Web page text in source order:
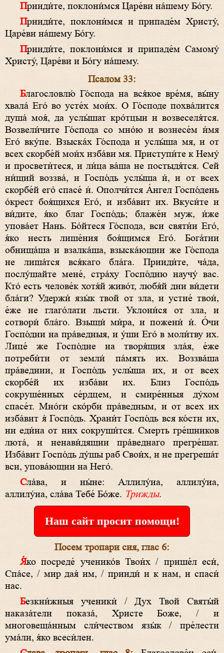
Прииди́те, поклони́мся Царе́ви на́шему Бо́гу.
Прииди́те, поклони́мся и припаде́м Христу́,
Царе́ви на́шему Бо́гу.
Прииди́те, поклони́мся и припаде́м Самому́
Христу́, Царе́ви и Бо́гу на́шему.
Псалом 33:
Благословлю́ Го́спода на вся́кое вре́мя, вы́ну
хвала́ Его́ во усте́х мои́х. О Го́споде похва́лится
душа́ моя́, да услы́шат кро́тцыи и возвеселя́тся.
Возвели́чите Го́спода со мно́ю и вознесе́м и́мя
Его́ вку́пе. Взыска́х Го́спода и услы́ша мя, и от
всех скорбе́й мои́х изба́ви мя. Приступи́те к Нему́
и просвети́теся, и ли́ца ва́ша не постыдя́тся. Сей
ни́щий воззва́, и Госпо́дь услы́ша и́, и от всех
скорбе́й eго́ спасе́ и́. Ополчи́тся А́нгел Госпо́день
о́крест боя́щихся Его́, и изба́вит их. Вкуси́те и
ви́дите, я́ко благ Госпо́дь; блаже́н муж, и́же
упова́ет Нань. Бо́йтеся Го́спода, вси святи́и Его́,
я́ко несть лише́ния боя́щимся Его́. Бога́тии
обнища́ша и взалка́ша, взыска́ющии же Го́спода
не лиша́тся вся́каго бла́га. Прииди́те, ча́да,
послу́шайте мене́, стра́ху Госпо́дню научу́ вас.
Кто́ есть челове́к хотя́й живо́т, любя́й дни ви́дети
бла́ги? Удержи́ язы́к твой от зла, и устне́ твои́,
е́же не глаго́лати льсти. Уклони́ся от зла, и
сотвори́ бла́го. Взыщи́ ми́ра, и пожени́ и́. О́чи
Госпо́дни на пра́ведныя, и у́ши Его́ в моли́тву их.
Лице́ же Госпо́дне на творя́щия зла́я, е́же
потреби́ти от земли́ па́мять их. Воззва́ша
пра́веднии, и Госпо́дь услы́ша их, и от всех
скорбе́й их изба́ви их. Близ Госпо́дь
сокруше́нных се́рдцем, и смире́нныя ду́хом
спасе́т. Мно́ги ско́рби пра́ведным, и от всех их
изба́вит я́ Госпо́дь. Храни́т Госпо́дь вся ко́сти их,
ни еди́на от них сокруши́тся. Смерть гре́шников
люта́, и ненави́дящии пра́веднаго прегре́шат.
Изба́вит Госпо́дь ду́шы раб Свои́х, и не прегреша́т
вси, упова́ющии на Него́.
Сла́ва, и ны́не: Аллилу́иа, аллилу́иа,
аллилу́иа, сла́ва Тебе́ Бо́же.Трижды.
Наш сайт просит помощи!
Посем тропари сия, глас 6:
Я́ко посреде́ ученико́в Твои́х / прише́л еси́,
Спа́се, / мир дая́ им, / прииди́ и к нам, и спаси́
нас.
Безкни́жныя ученики́ / Дух Твой Святы́й
наказа́тели показа́, Христе Боже, / и
многовеща́нным сли́чеством язы́к / пре́лести
ума́ли, я́ко всеси́лен.